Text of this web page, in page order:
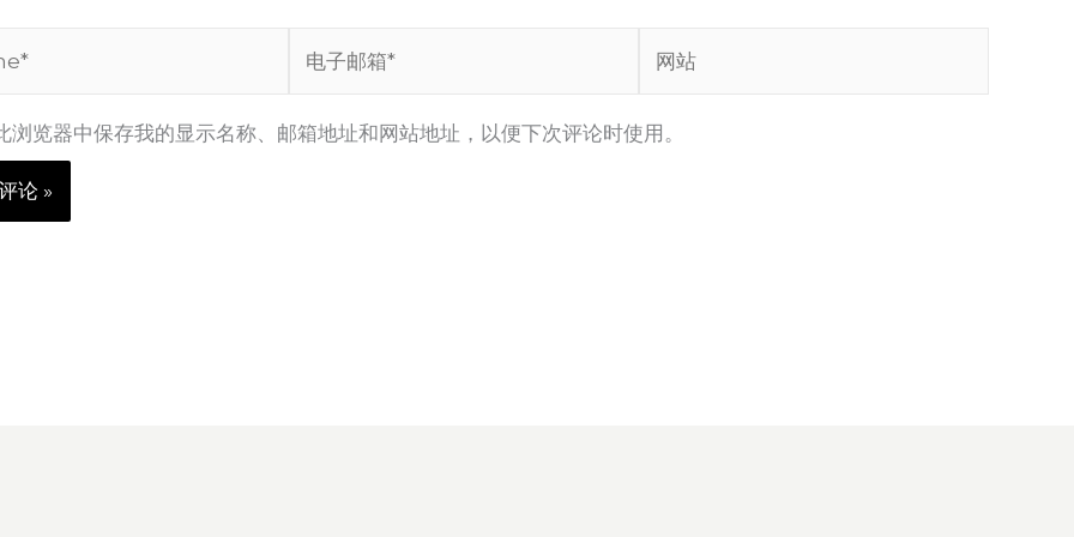
箱
站
浏览器中保存我的显示名称、邮箱地址和网站地址，以便下次评论时使用。